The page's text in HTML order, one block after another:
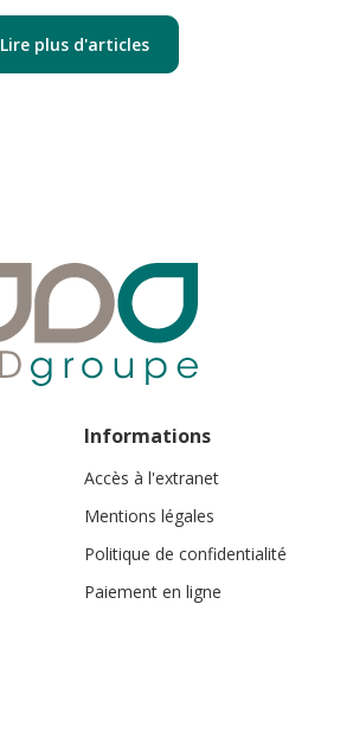
Lire plus d'articles
Informations
Accès à l'extranet
Mentions légales
Politique de confidentialité
Paiement en ligne